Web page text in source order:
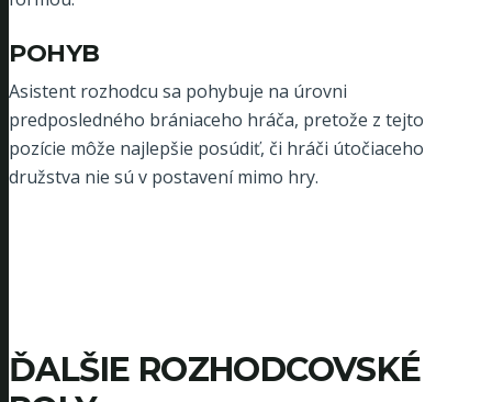
POHYB
Asistent rozhodcu sa pohybuje na úrovni
predposledného brániaceho hráča, pretože z tejto
pozície môže najlepšie posúdiť, či hráči útočiaceho
družstva nie sú v postavení mimo hry.
ĎALŠIE ROZHODCOVSKÉ